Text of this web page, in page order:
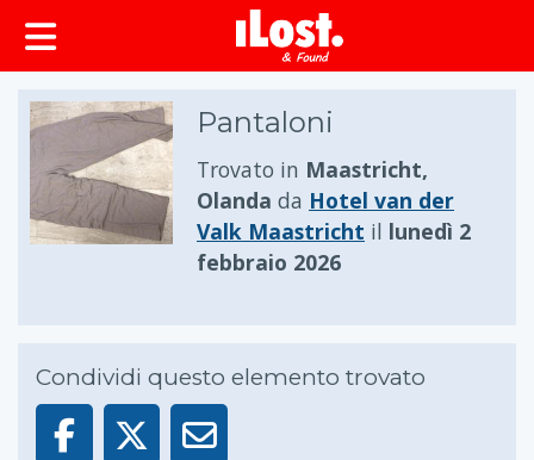
principale
Pantaloni
Trovato in Maastricht,
Olanda da Hotel van der
Valk Maastricht il lunedì 2
febbraio 2026
Condividi questo elemento trovato